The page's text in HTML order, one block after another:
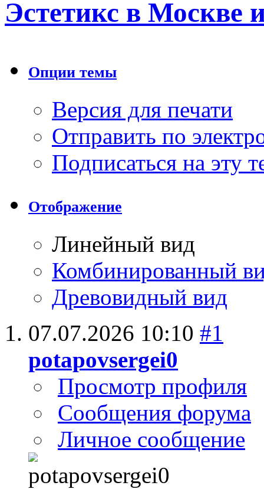
Эстетикс в Москве
Опции темы
Версия для печати
Отправить по
Подписаться на эту
Отображение
Линейный вид
Комбинированный
Древовидный вид
07.07.2026 10:10 #1
potapovsergei0
Просмотр профиля
Сообщения форума
Личное сообщение